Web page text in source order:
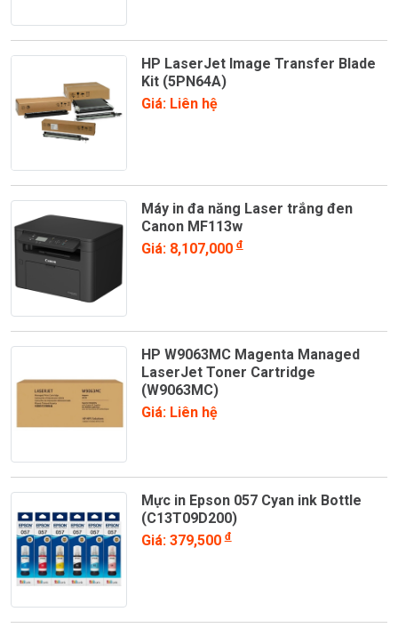
HP LaserJet Image Transfer Blade
Kit (5PN64A)
Giá: Liên hệ
Máy in đa năng Laser trắng đen
Canon MF113w
Giá: 8,107,000đ
HP W9063MC Magenta Managed
LaserJet Toner Cartridge
(W9063MC)
Giá: Liên hệ
Mực in Epson 057 Cyan ink Bottle
(C13T09D200)
Giá: 379,500đ